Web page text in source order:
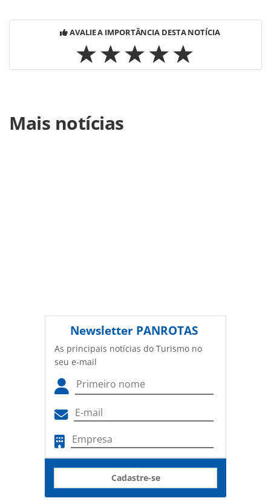
AVALIE A IMPORTÂNCIA DESTA NOTÍCIA
https://www.panrotas.com.br/gente/reconhecimento/
bernini-miranda-gerente-de-vendas-da-jiah_153846.html
Mais notícias
Newsletter PANROTAS
As principais notícias do Turismo no
seu e-mail
Cadastre-se